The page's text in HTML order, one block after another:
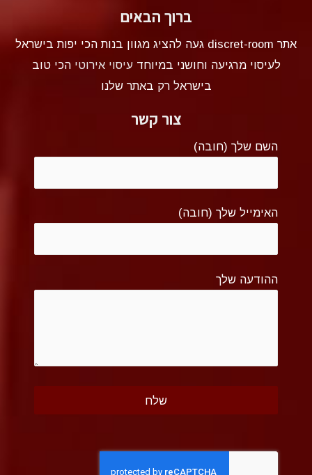
ברוך הבאים
אתר discret-room געה להציג מגוון בנות הכי יפות בישראל
לעיסוי מרגיעה וחושני במיוחדעיסוי אירוטי הכי טוב
בישראל רק באתר שלנו
צור קשר
השם שלך (חובה)
האימייל שלך (חובה)
ההודעה שלך